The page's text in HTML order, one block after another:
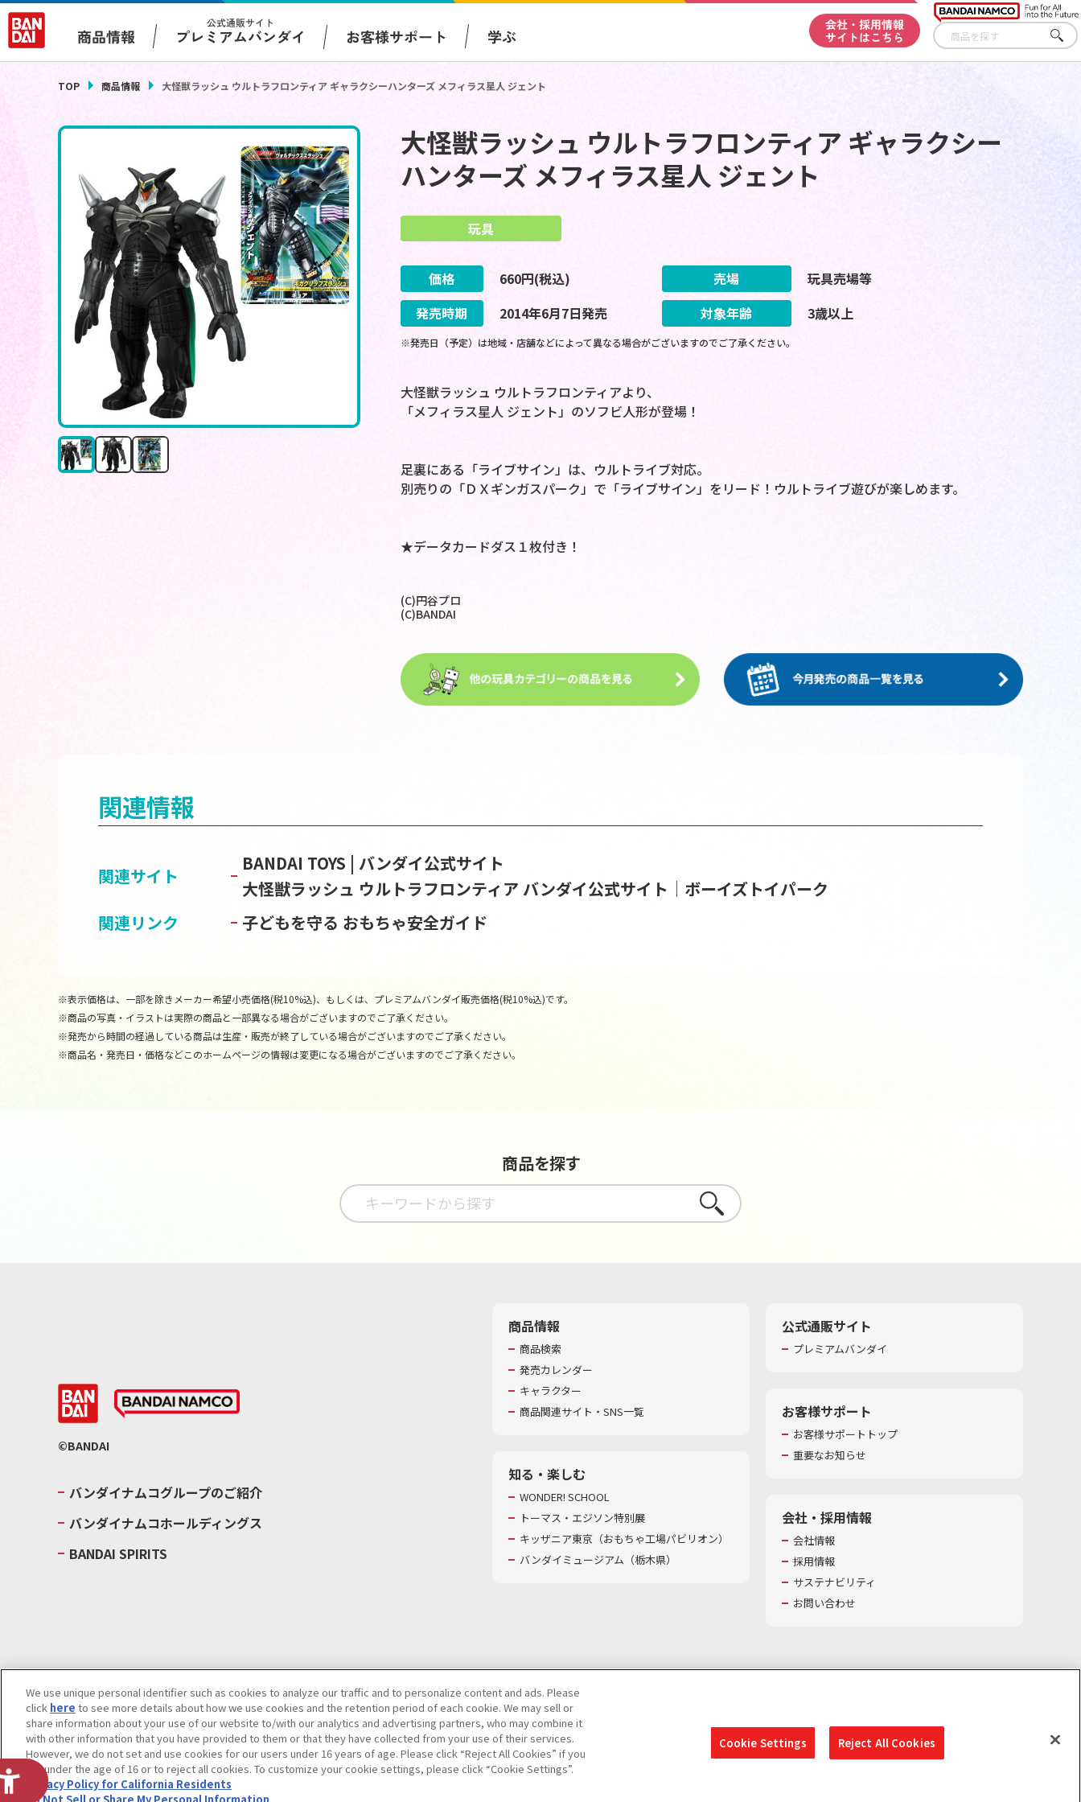
商品情報
公式通販サイト
プレミアムバンダイ お客様サポート 学ぶ
会社・採用情報
サイトはこちら
さが
す
TOP 商品情報 大怪獣ラッシュ ウルトラフロンティア ギャラクシーハンターズ メフィラス星人 ジェント
大怪獣ラッシュ ウルトラフロンティア ギャラクシー
ハンターズ メフィラス星人 ジェント
玩具
価格 660円(税込) 売場
玩具売場等
発売時期
2014年6月7日発売 対象年齢 3歳以上
※発売日（予定）は地域・店舗などによって異なる場合がございますのでご了承ください。
大怪獣ラッシュ ウルトラフロンティアより、
「メフィラス星人 ジェント」のソフビ人形が登場！
足裏にある「ライブサイン」は、ウルトライブ対応。
別売りの「ＤＸギンガスパーク」で「ライブサイン」をリード！ウルトライブ遊びが楽しめます。
★データカードダス１枚付き！
(C)円谷プロ
(C)BANDAI
関連情報
関連サイト
BANDAI TOYS | バンダイ公式サイト
大怪獣ラッシュ ウルトラフロンティア バンダイ公式サイト│ボーイズトイパーク
関連リンク
子どもを守る おもちゃ安全ガイド
※表示価格は、一部を除きメーカー希望小売価格(税10%込)、もしくは、プレミアムバンダイ販売価格(税10%込)です。
※商品の写真・イラストは実際の商品と一部異なる場合がございますのでご了承ください。
※発売から時間の経過している商品は生産・販売が終了している場合がございますのでご了承ください。
※商品名・発売日・価格などこのホームページの情報は変更になる場合がございますのでご了承ください。
商品を探す
さがす
©BANDAI
バンダイナムコグループのご紹介
バンダイナムコホールディングス
BANDAI SPIRITS
商品情報
商品検索
発売カレンダー
キャラクター
商品関連サイト・SNS一覧
知る・楽しむ
WONDER! SCHOOL
トーマス・エジソン特別展
キッザニア東京（おもちゃ工場パビリオン）​
バンダイミュージアム（栃木県）
公式通販サイト
プレミアムバンダイ
お客様サポート
お客様サポートトップ
重要なお知らせ
会社・採用情報
会社情報
採用情報
サステナビリティ
お問い合わせ
ウェブサイトご利用条件ソーシャルメディアポリシー個人情報及び特定個人情報等の取り扱いに関する保護方針
Do Not Sell or Share My Personal Information著作権・商標についてカスタマーハラスメントに対する基本的な対応方針
We use unique personal identifier such as cookies to analyze our traffic and to personalize content and ads. Please
click here to see more details about how we use cookies and the retention period of each cookie. We may sell or
share information about your use of our website to/with our analytics and advertising partners, who may combine it
with other information that you have provided to them or that they have collected from your use of their services.
However, we do not set and use cookies for our users under 16 years of age. Please click “Reject All Cookies” if you
are under the age of 16 or to reject all cookies. To customize your cookie settings, please click “Cookie Settings”.
Privacy Policy for California Residents
Cookie Settings Reject All Cookies